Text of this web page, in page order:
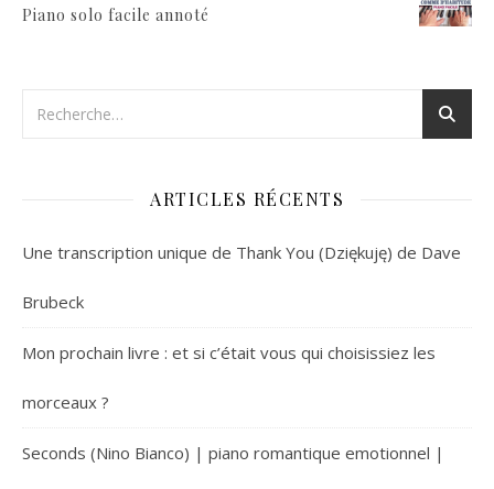
Piano solo facile annoté
ARTICLES RÉCENTS
Une transcription unique de Thank You (Dziękuję) de Dave
Brubeck
Mon prochain livre : et si c’était vous qui choisissiez les
morceaux ?
Seconds (Nino Bianco) | piano romantique emotionnel |